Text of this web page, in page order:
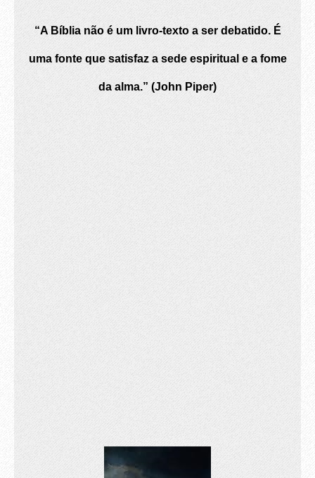
“A Bíblia não é um livro-texto a ser debatido. É
uma fonte que satisfaz a sede espiritual e a fome
da alma.” (John Piper)